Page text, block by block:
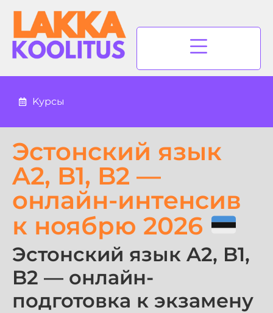
Kурсы
Эстонский язык
A2, B1, B2 —
онлайн-интенсив
к ноябрю 2026
Эстонский язык A2, B1,
B2 — онлайн-
подготовка к экзамену